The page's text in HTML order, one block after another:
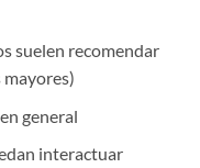
suelen recomendar
general
interactuar